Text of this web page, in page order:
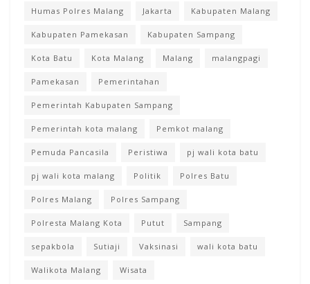
Humas Polres Malang Jakarta Kabupaten Malang
Kabupaten Pamekasan Kabupaten Sampang
Kota Batu Kota Malang Malang malangpagi
Pamekasan Pemerintahan
Pemerintah Kabupaten Sampang
Pemerintah kota malang Pemkot malang
Pemuda Pancasila Peristiwa pj wali kota batu
pj wali kota malang Politik Polres Batu
Polres Malang Polres Sampang
Polresta Malang Kota Putut Sampang
sepakbola Sutiaji Vaksinasi wali kota batu
Walikota Malang Wisata